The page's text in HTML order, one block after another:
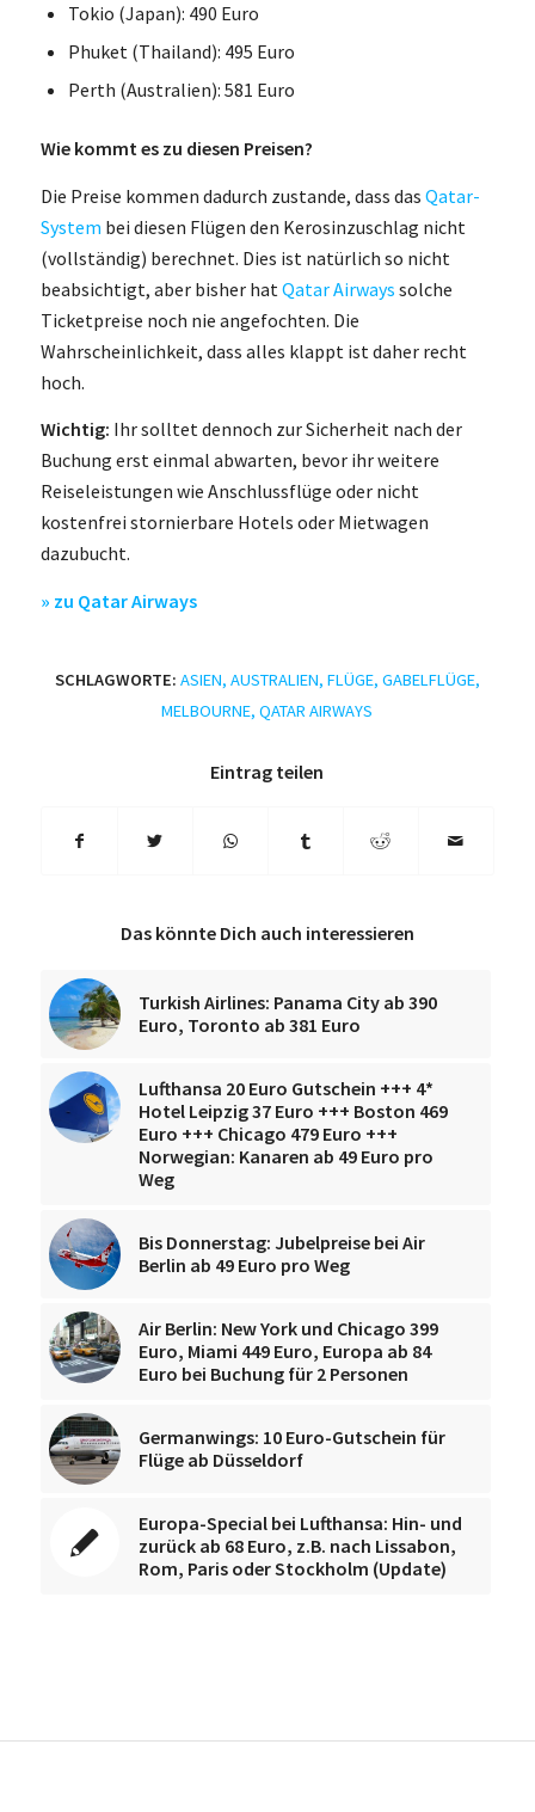
Tokio (Japan): 490 Euro
Phuket (Thailand): 495 Euro
Perth (Australien): 581 Euro
Wie kommt es zu diesen Preisen?
Die Preise kommen dadurch zustande, dass das Qatar-
System bei diesen Flügen den Kerosinzuschlag nicht
(vollständig) berechnet. Dies ist natürlich so nicht
beabsichtigt, aber bisher hat Qatar Airways solche
Ticketpreise noch nie angefochten. Die
Wahrscheinlichkeit, dass alles klappt ist daher recht
hoch.
Wichtig: Ihr solltet dennoch zur Sicherheit nach der
Buchung erst einmal abwarten, bevor ihr weitere
Reiseleistungen wie Anschlussflüge oder nicht
kostenfrei stornierbare Hotels oder Mietwagen
dazubucht.
» zu Qatar Airways
SCHLAGWORTE: ASIEN, AUSTRALIEN, FLÜGE, GABELFLÜGE,
MELBOURNE,QATAR AIRWAYS
Eintrag teilen
Das könnte Dich auch interessieren
Turkish Airlines: Panama City ab 390
Euro, Toronto ab 381 Euro
Lufthansa 20 Euro Gutschein +++ 4*
Hotel Leipzig 37 Euro +++ Boston 469
Euro +++ Chicago 479 Euro +++
Norwegian: Kanaren ab 49 Euro pro
Weg
Bis Donnerstag: Jubelpreise bei Air
Berlin ab 49 Euro pro Weg
Air Berlin: New York und Chicago 399
Euro, Miami 449 Euro, Europa ab 84
Euro bei Buchung für 2 Personen
Germanwings: 10 Euro-Gutschein für
Flüge ab Düsseldorf
Europa-Special bei Lufthansa: Hin- und
zurück ab 68 Euro, z.B. nach Lissabon,
Rom, Paris oder Stockholm (Update)